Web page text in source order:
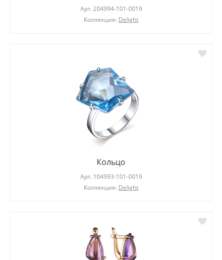
Арт. 204994-101-0019
Коллекция: Delight
Кольцо
Арт. 104993-101-0019
Коллекция: Delight